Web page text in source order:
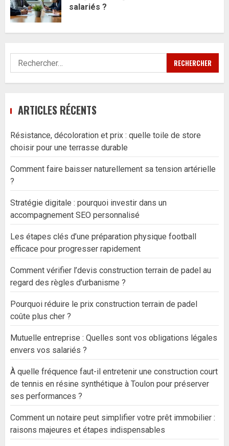
salariés ?
Rechercher :
ARTICLES RÉCENTS
Résistance, décoloration et prix : quelle toile de store
choisir pour une terrasse durable
Comment faire baisser naturellement sa tension artérielle
?
Stratégie digitale : pourquoi investir dans un
accompagnement SEO personnalisé
Les étapes clés d’une préparation physique football
efficace pour progresser rapidement
Comment vérifier l’devis construction terrain de padel au
regard des règles d’urbanisme ?
Pourquoi réduire le prix construction terrain de padel
coûte plus cher ?
Mutuelle entreprise : Quelles sont vos obligations légales
envers vos salariés ?
À quelle fréquence faut-il entretenir une construction court
de tennis en résine synthétique à Toulon pour préserver
ses performances ?
Comment un notaire peut simplifier votre prêt immobilier :
raisons majeures et étapes indispensables